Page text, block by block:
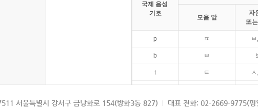
국제 음성
기호
모음 앞
자
또
p ㅍ
b ㅂ
t ㅌ
k ㅋ ㄱ
서울특별시 강서구 금낭화로 154(방화3동 827) 대표 전화: 02-2669-9775(